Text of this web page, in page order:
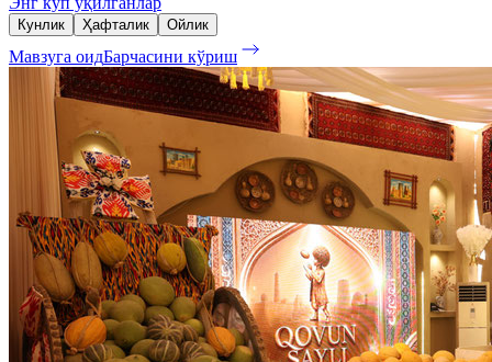
Кунлик Ҳафталик Ойлик
Мавзуга оидБарчасини кўриш